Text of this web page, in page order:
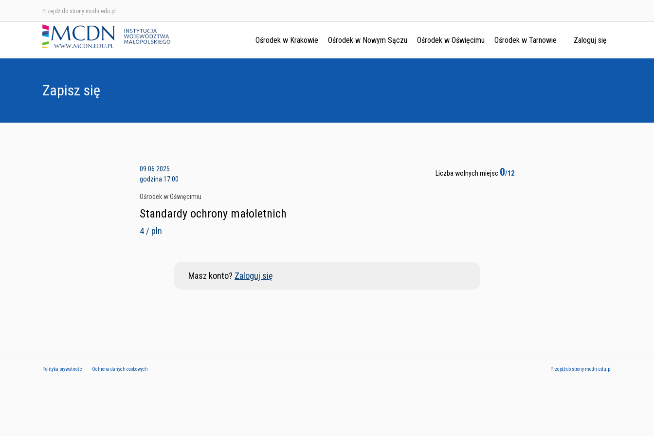
Przejdź do strony mcdn.edu.pl
Ośrodek w Krakowie Ośrodek w Nowym Sączu Ośrodek w Oświęcimu Ośrodek w Tarnowie Zaloguj się
Zapisz się
09.06.2025
godzina 17.00
Ośrodek w Oświęcimiu
Liczba wolnych miejsc 0/12
Standardy ochrony małoletnich
4 / pln
Masz konto? Zaloguj się
Polityka prywatności Ochrona danych osobowych Przejdź do strony mcdn.edu.pl
Ośrodek w Krakowie